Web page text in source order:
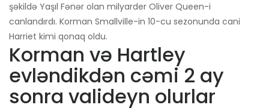
şəkildə Yaşıl Fənər olan milyarder Oliver Queen-i
canlandırdı. Korman Smallville-in 10-cu sezonunda cani
Harriet kimi qonaq oldu.
Korman və Hartley
evləndikdən cəmi 2 ay
sonra valideyn olurlar